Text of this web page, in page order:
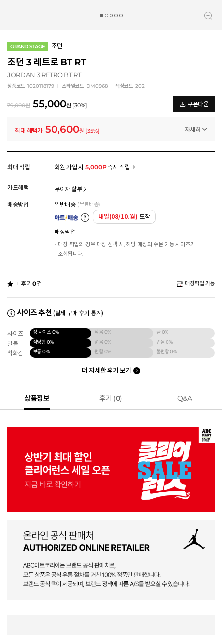
GRAND STAGE 조던
조던 3 레트로 BT RT
JORDAN 3 RETRO BT RT
상품코드 1020118179 스타일코드 DM0968 색상코드 202
79,000원 55,000원 [30%] 쿠폰다운
최대 혜택가 50,600원 [35%] 자세히
멤버십 상시 할인
모든 혜택이 적용된 금액으로, 실제 결제 금액과는 차이가 있을 수 있습니다.
최대 적립 회원 가입 시 5,000P즉시 적립
카드혜택 무이자 할부
배송방법 일반배송 (무료배송)
내일(08/10.월) 도착
매장픽업
매장 픽업의 경우 매장 선택 시, 해당 매장의 주문 가능 사이즈가
조회됩니다.
후기0건 매장픽업 가능
사이즈 추천 (실제 구매 후기 통계)
사이즈 정 사이즈0% 작음0% 큼0%
발볼 적당함0% 넓음0% 좁음0%
착화감 보통0% 편함0% 불편함0%
더 자세한 후기 보기
상품정보 후기 (0) Q&A